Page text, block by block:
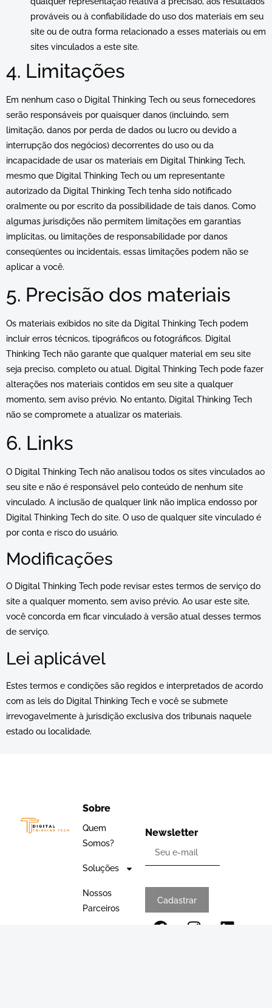
prováveis ​​ou à confiabilidade do uso dos materiais em seu
site ou de outra forma relacionado a esses materiais ou em
sites vinculados a este site.
4. Limitações
Em nenhum caso o Digital Thinking Tech ou seus fornecedores
serão responsáveis ​​por quaisquer danos (incluindo, sem
limitação, danos por perda de dados ou lucro ou devido a
interrupção dos negócios) decorrentes do uso ou da
incapacidade de usar os materiais em Digital Thinking Tech,
mesmo que Digital Thinking Tech ou um representante
autorizado da Digital Thinking Tech tenha sido notificado
oralmente ou por escrito da possibilidade de tais danos. Como
algumas jurisdições não permitem limitações em garantias
implícitas, ou limitações de responsabilidade por danos
conseqüentes ou incidentais, essas limitações podem não se
aplicar a você.
5. Precisão dos materiais
Os materiais exibidos no site da Digital Thinking Tech podem
incluir erros técnicos, tipográficos ou fotográficos. Digital
Thinking Tech não garante que qualquer material em seu site
seja preciso, completo ou atual. Digital Thinking Tech pode fazer
alterações nos materiais contidos em seu site a qualquer
momento, sem aviso prévio. No entanto, Digital Thinking Tech
não se compromete a atualizar os materiais.
6. Links
O Digital Thinking Tech não analisou todos os sites vinculados ao
seu site e não é responsável pelo conteúdo de nenhum site
vinculado. A inclusão de qualquer link não implica endosso por
Digital Thinking Tech do site. O uso de qualquer site vinculado é
por conta e risco do usuário.
Modificações
O Digital Thinking Tech pode revisar estes termos de serviço do
site a qualquer momento, sem aviso prévio. Ao usar este site,
você concorda em ficar vinculado à versão atual desses termos
de serviço.
Lei aplicável
Estes termos e condições são regidos e interpretados de acordo
com as leis do Digital Thinking Tech e você se submete
irrevogavelmente à jurisdição exclusiva dos tribunais naquele
estado ou localidade.
Sobre
Quem
Somos?
Soluções
Nossos
Parceiros
Newsletter
Cadastrar